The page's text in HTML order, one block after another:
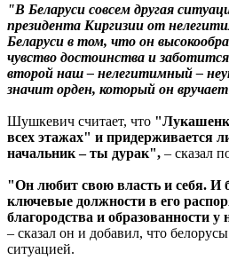
"В Беларуси совсем другая
президента Киргизии от
Беларуси в том, что он
чувство достоинства и
второй наш – нелегитимный –
значит орден, который он
Шушкевич считает, что
всех этажах" и придерживается
начальник – ты дурак", – сказал
"Он любит свою власть и себя. И
ключевые должности в его
благородства и образованности у
– сказал он и добавил, что
ситуацией.